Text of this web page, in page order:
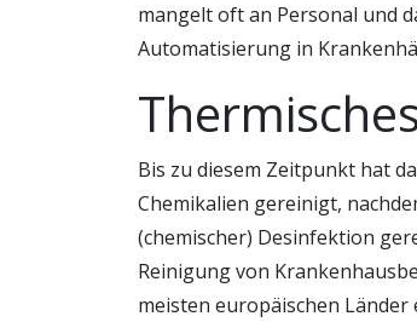
mangelt oft an Personal und
Automatisierung in
Bis zu diesem Zeitpunkt hat
Chemikalien gereinigt,
(chemischer) Desinfektion
Reinigung von
meisten europäischen